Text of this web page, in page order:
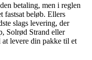
betaling, men i reglen
fastsat beløb. Ellers
slags levering, der
Solrød Strand eller
levere din pakke til et